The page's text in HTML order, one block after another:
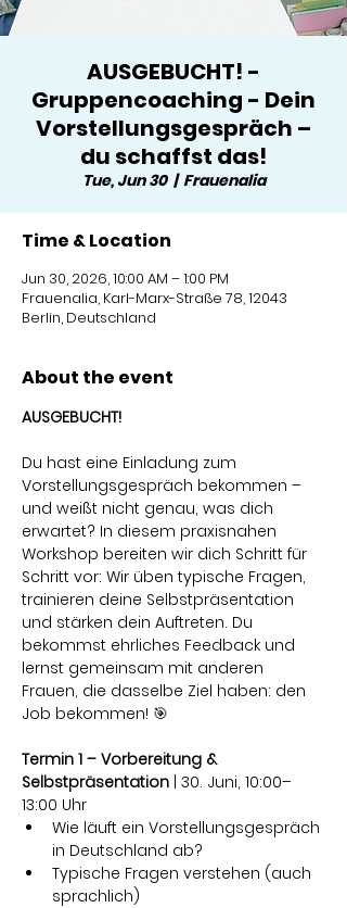
AUSGEBUCHT! -
Gruppencoaching - Dein
Vorstellungsgespräch –
du schaffst das!
Tue, Jun 30
  |
Frauenalia
Time & Location
Jun 30, 2026, 10:00 AM – 1:00 PM
Frauenalia, Karl-Marx-Straße 78, 12043
Berlin, Deutschland
About the event
AUSGEBUCHT!
Du hast eine Einladung zum
Vorstellungsgespräch bekommen –
und weißt nicht genau, was dich
erwartet? In diesem praxisnahen
Workshop bereiten wir dich Schritt für
Schritt vor: Wir üben typische Fragen,
trainieren deine Selbstpräsentation
und stärken dein Auftreten. Du
bekommst ehrliches Feedback und
lernst gemeinsam mit anderen
Frauen, die dasselbe Ziel haben: den
Job bekommen! 🎯
Termin 1 – Vorbereitung &
Selbstpräsentation | 30. Juni, 10:00–
13:00 Uhr
Wie läuft ein Vorstellungsgespräch
in Deutschland ab?
Typische Fragen verstehen (auch
sprachlich)